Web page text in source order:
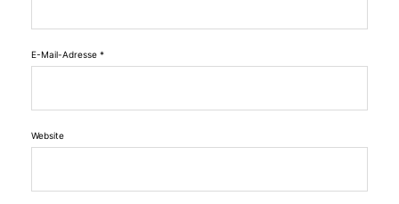
E-Mail-Adresse *
Website